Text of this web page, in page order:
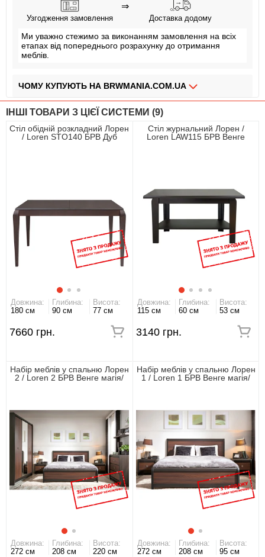
Узгодження замовлення
⇒
Доставка додому
Ми уважно стежимо за виконанням замовлення на всіх
етапах від попереднього розрахунку до отримання
меблів.
ЧОМУ КУПУЮТЬ НА BRWMANIA.COM.UA
МЕБЛІ НА БУДЬ ЯКИЙ СМАК
ДОСТАВКА ЗА 2 ДНІ
СПЛАЧУЙ АВАНС, А РЕШТУ ПРИ ОТРИМАННІ
ІНШІ ТОВАРИ З ЦІЄЇ СИСТЕМИ (9)
Стіл обідній розкладний Лорен
/ Loren STO140 БРВ Дуб
Довжина:
180 см
Глибина:
90 см
Висота:
77 см
7660 грн.
Стіл журнальний Лорен /
Loren LAW115 БРВ Венге
Довжина:
115 см
Глибина:
60 см
Висота:
53 см
3140 грн.
Набір меблів у спальню Лорен
2 / Loren 2 БРВ Венге магія/
Довжина:
272 см
Глибина:
208 см
Висота:
220 см
Набір меблів у спальню Лорен
1 / Loren 1 БРВ Венге магія/
Довжина:
272 см
Глибина:
208 см
Висота:
95 см